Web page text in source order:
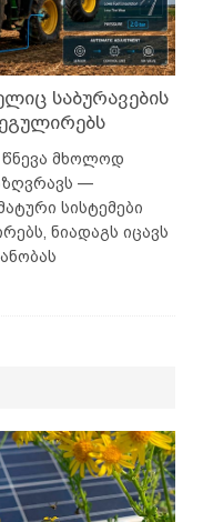
საბურავების
წნევა მხოლოდ
—
სისტემები
ნიადაგს იცავს